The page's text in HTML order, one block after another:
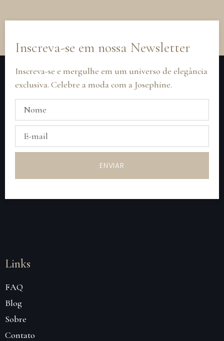
Inscreva-se em nossa Newsletter
Inscreva-se e mergulhe em um universo de elegância
exclusiva. Celebre a moda com a Josephine.
ENVIAR
Links
FAQ
Blog
Sobre
Contato